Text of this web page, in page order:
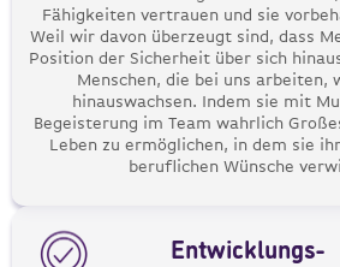
Fähigkeiten vertrauen und sie
Weil wir davon überzeugt sind, dass
Position der Sicherheit über sich
Menschen, die bei uns arbeiten,
hinauswachsen. Indem sie mit
Begeisterung im Team wahrlich
Leben zu ermöglichen, in dem sie
beruflichen Wünsche
Entwicklungs-